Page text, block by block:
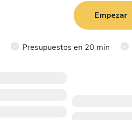
Empezar
Presupuestos en 20 min